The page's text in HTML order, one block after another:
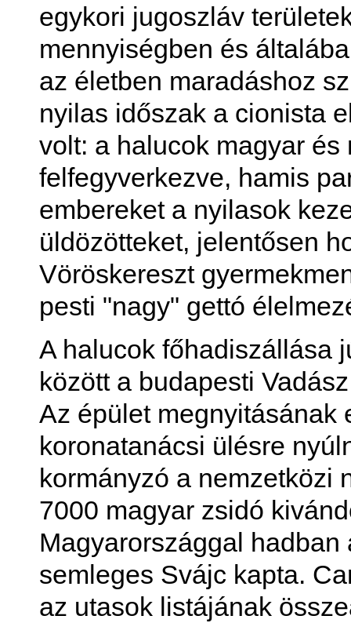
egykori jugoszláv
mennyiségben és
az életben maradáshoz
nyilas időszak a cionista
volt: a halucok magyar
felfegyverkezve, hamis
embereket a nyilasok
üldözötteket, jelentősen
Vöröskereszt
pesti "nagy" gettó
A halucok főhadiszállása
között a budapesti
Az épület megnyitásának
koronatanácsi ülésre
kormányzó a nemzetközi
7000 magyar zsidó
Magyarországgal
semleges Svájc kapta.
az utasok listájának